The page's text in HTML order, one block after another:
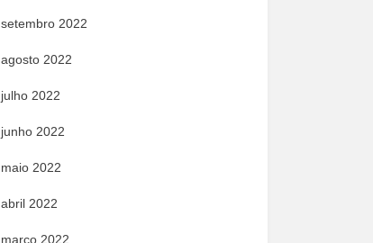
setembro 2022
agosto 2022
julho 2022
junho 2022
maio 2022
abril 2022
março 2022